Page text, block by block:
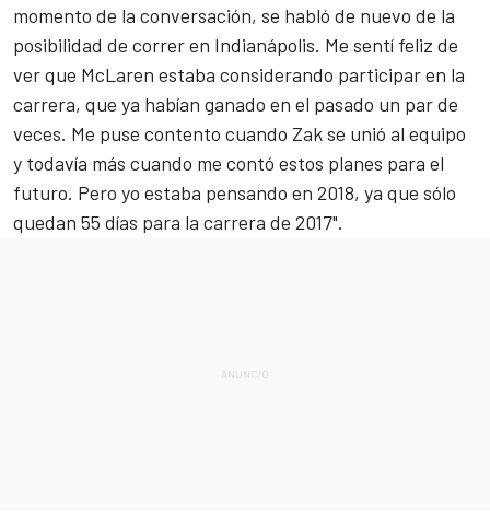
momento de la conversación, se habló de nuevo de la
posibilidad de correr en Indianápolis. Me sentí feliz de
ver que McLaren estaba considerando participar en la
carrera, que ya habían ganado en el pasado un par de
veces. Me puse contento cuando Zak se unió al equipo
y todavía más cuando me contó estos planes para el
futuro. Pero yo estaba pensando en 2018, ya que sólo
quedan 55 días para la carrera de 2017".